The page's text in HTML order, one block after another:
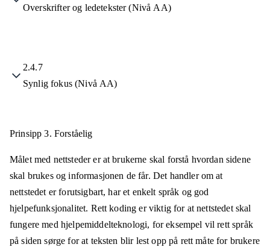
Overskrifter og ledetekster (Nivå AA)
2.4.7
Synlig fokus (Nivå AA)
Prinsipp 3. Forståelig
Målet med nettsteder er at brukerne skal forstå hvordan sidene
skal brukes og informasjonen de får. Det handler om at
nettstedet er forutsigbart, har et enkelt språk og god
hjelpefunksjonalitet. Rett koding er viktig for at nettstedet skal
fungere med hjelpemiddelteknologi, for eksempel vil rett språk
på siden sørge for at teksten blir lest opp på rett måte for brukere